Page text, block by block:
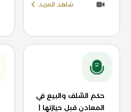
شاهد المزيد
حكم السَّلف والبيع في
المعادن قبل حيازتها |